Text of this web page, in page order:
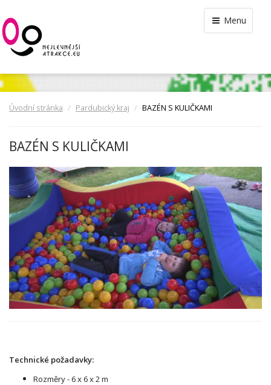
Menu
Úvodní stránka Pardubický kraj BAZÉN S KULIČKAMI
BAZÉN S KULIČKAMI
Technické požadavky:
Rozměry - 6 x 6 x 2 m